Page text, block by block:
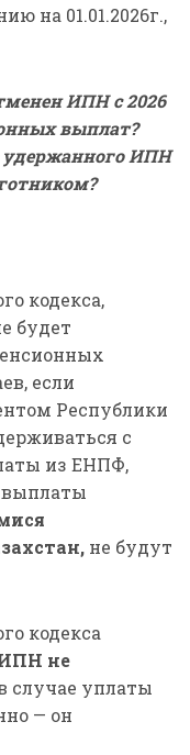
на 01.01.2026г.,
ИПН с 2026
выплат?
удержанного ИПН
кодекса,
будет
если
Республики
с
из ЕНПФ,
не будут
кодекса
ИПН не
случае уплаты
— он